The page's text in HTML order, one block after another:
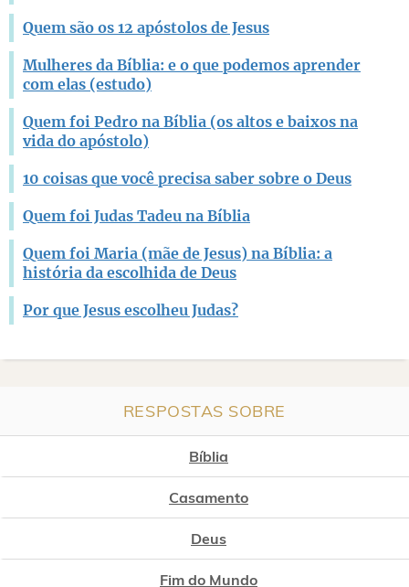
Quem são os 12 apóstolos de Jesus
Mulheres da Bíblia: e o que podemos aprender
com elas (estudo)
Quem foi Pedro na Bíblia (os altos e baixos na
vida do apóstolo)
10 coisas que você precisa saber sobre o Deus
Quem foi Judas Tadeu na Bíblia
Quem foi Maria (mãe de Jesus) na Bíblia: a
história da escolhida de Deus
Por que Jesus escolheu Judas?
RESPOSTAS SOBRE
Bíblia
Casamento
Deus
Fim do Mundo